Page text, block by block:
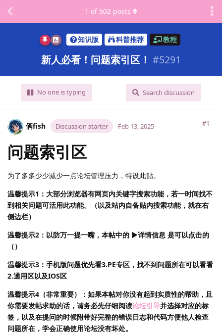
知识版 科普推荐 教程
新人必看！问题索引区！ #5291
No one is typing Search discussion
1 of 502 posts
俩fish Discussion starter #1
Feb 13, 2025
问题索引区
为了多多少少减少一点论坛管理压力，特设此贴。
温馨提示1：大部分浏览器有网页内关键字搜索功能，若一时间找不
到相关问题可活用此功能。（以及站内自备贴内搜索功能，就在右
侧边栏）
温馨提示2：以防万一提一嘴，本帖中的 ▶详情信息 是可以点击的
（）
温馨提示3：手机版问题优先看3.PE专区，找不到问题所在可以看看
2.通用区以及IOS区
温馨提示4（非常重要）：如果本帖对你没有起到实质性的帮助，且
你需要发帖求助的话，请务必先仔细阅读论坛引导并选择对应的标
签，以及在提问的时候附带好完整的错误日志和代码方便他人检查
问题所在，学会正确使用论坛没有坏处。